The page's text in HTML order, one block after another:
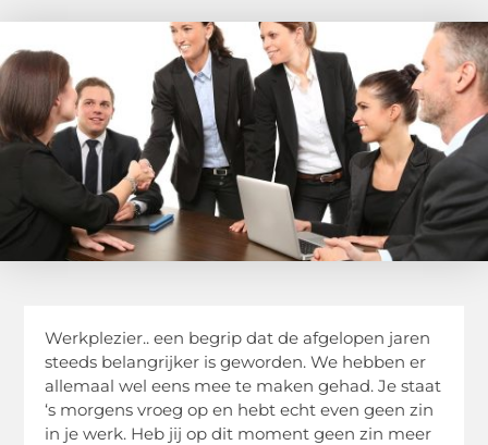
Werkplezier.. een begrip dat de afgelopen jaren
steeds belangrijker is geworden. We hebben er
allemaal wel eens mee te maken gehad. Je staat
‘s morgens vroeg op en hebt echt even geen zin
in je werk. Heb jij op dit moment geen zin meer